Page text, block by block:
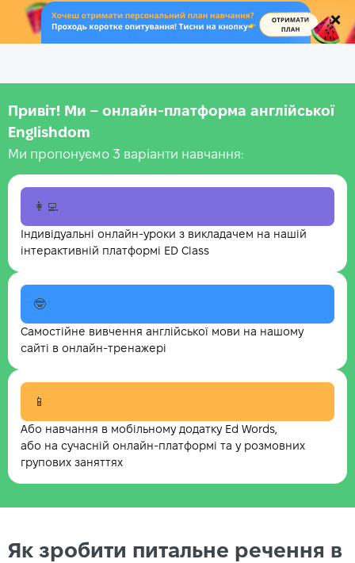
.
Привіт! Ми – онлайн-платформа англійської
Englishdom
Ми пропонуємо 3 варіанти навчання:
👩‍💻
Індивідуальні онлайн-уроки з викладачем на нашій
інтерактивній платформі ED Class
🤓
Самостійне вивчення англійської мови на нашому
сайті в онлайн-тренажері
📱
Або навчання в мобільному додатку Ed Words,
або на сучасній онлайн-платформі та у розмовних
групових заняттях
Як зробити питальне речення в